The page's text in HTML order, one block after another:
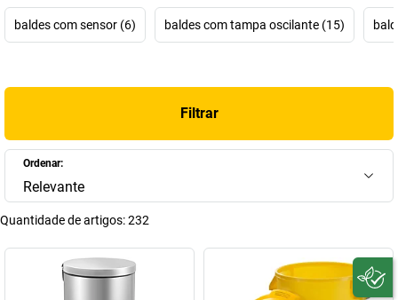
baldes com sensor (6) baldes com tampa oscilante (15)
Filtrar
Ordenar:
Relevante
Quantidade de artigos:232